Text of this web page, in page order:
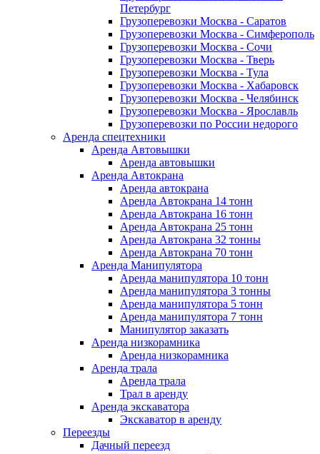
Петербург
Грузоперевозки Москва - Саратов
Грузоперевозки Москва - Симферополь
Грузоперевозки Москва - Сочи
Грузоперевозки Москва - Тверь
Грузоперевозки Москва - Тула
Грузоперевозки Москва - Хабаровск
Грузоперевозки Москва - Челябинск
Грузоперевозки Москва - Ярославль
Грузоперевозки по России недорого
Аренда спецтехники
Аренда Автовышки
Аренда автовышки
Аренда Автокрана
Аренда автокрана
Аренда Автокрана 14 тонн
Аренда Автокрана 16 тонн
Аренда Автокрана 25 тонн
Аренда Автокрана 32 тонны
Аренда Автокрана 70 тонн
Аренда Манипулятора
Аренда манипулятора 10 тонн
Аренда манипулятора 3 тонны
Аренда манипулятора 5 тонн
Аренда манипулятора 7 тонн
Манипулятор заказать
Аренда низкорамника
Аренда низкорамника
Аренда трала
Аренда трала
Трал в аренду
Аренда экскаватора
Экскаватор в аренду
Переезды
Дачный переезд